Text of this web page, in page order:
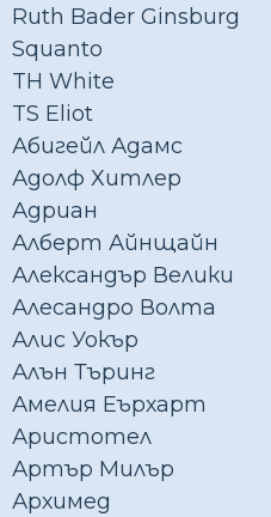
Ruth Bader Ginsburg
Squanto
TH White
TS Eliot
Абигейл Адамс
Адолф Хитлер
Адриан
Алберт Айнщайн
Александър Велики
Алесандро Волта
Алис Уокър
Алън Търинг
Амелия Еърхарт
Аристотел
Артър Милър
Архимед